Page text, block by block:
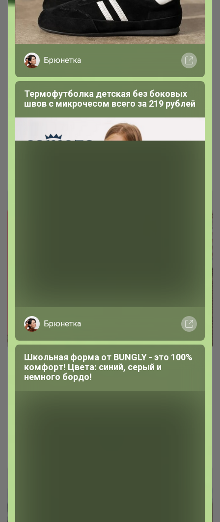
Шерстяные носки для женщин и
мужчин
Брюнетка
Термофутболка детская без боковых
швов с микрочесом всего за 219 рублей
Брюнетка
Школьная форма от BUNGLY - это 100%
комфорт! Цвета: синий, серый и
немного бордо!